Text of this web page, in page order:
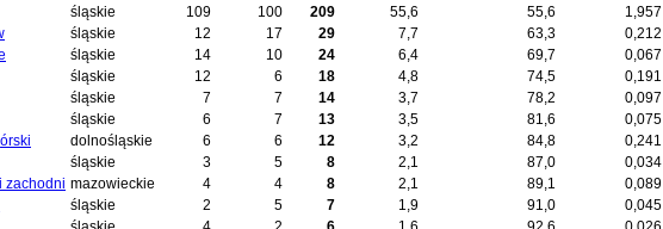
śląskie 109 100 209 55,6 55,6 1,957
śląskie 12 17 29 7,7 63,3 0,212
śląskie 14 10 24 6,4 69,7 0,067
śląskie 12 6 18 4,8 74,5 0,191
śląskie 7 7 14 3,7 78,2 0,097
śląskie 6 7 13 3,5 81,6 0,075
dolnośląskie 6 6 12 3,2 84,8 0,241
śląskie 3 5 8 2,1 87,0 0,034
zachodni mazowieckie 4 4 8 2,1 89,1 0,089
śląskie 2 5 7 1,9 91,0 0,045